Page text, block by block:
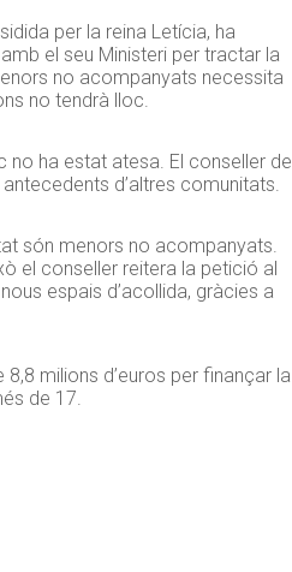
per la reina Letícia, ha
el seu Ministeri per tractar la
no acompanyats necessita
no tendrà lloc.
no ha estat atesa. El conseller de
d’altres comunitats.
són menors no acompanyats.
el conseller reitera la petició al
espais d’acollida, gràcies a
milions d’euros per finançar la
de 17.